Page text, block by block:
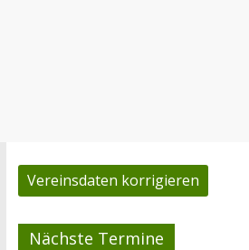
Vereinsdaten korrigieren
Nächste Termine